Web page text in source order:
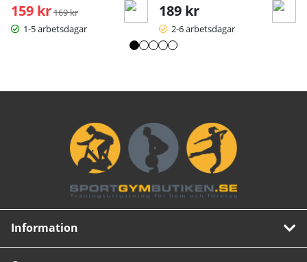
159 kr Ordinarie pris:
169 kr
1-5 arbetsdagar
189 kr
2-6 arbetsdagar
Information